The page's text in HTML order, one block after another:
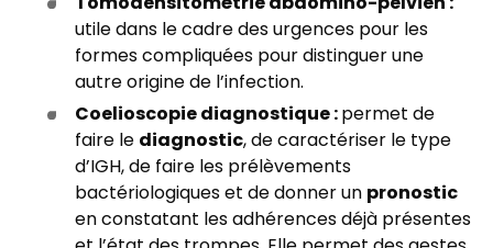
utile dans le cadre des urgences pour les
formes compliquées pour distinguer une
autre origine de l’infection.
Coelioscopie diagnostique :permet de
faire lediagnostic, de caractériser le type
d’IGH, de faire les prélèvements
bactériologiques et de donner unpronostic
en constatant les adhérences déjà présentes